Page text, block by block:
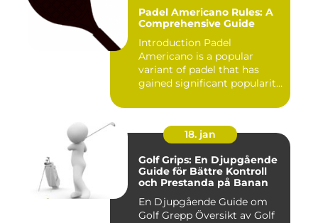
Padel Americano Rules: A
Comprehensive Guide
Introduction Padel
Americano is a popular
variant of padel that has
gained significant popularity
18. jan
Golf Grips: En Djupgående
Guide för Bättre Kontroll
och Prestanda på Banan
En Djupgående Guide om
Golf Grepp Översikt av Golf